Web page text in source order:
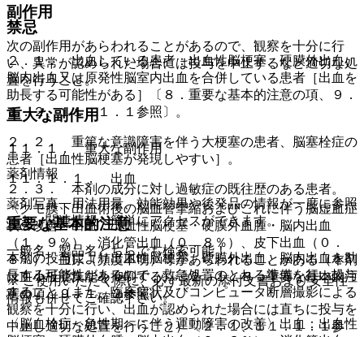
禁忌
２．１． 出血している患者：出血性脳梗塞、硬膜外出血、
脳内出血又は原発性脳室内出血を合併している患者［出血を
助長する可能性がある］〔８．重要な基本的注意の項、９．
１．２、１１．１．１参照〕。
２．２． 重篤な意識障害を伴う大梗塞の患者、脳塞栓症の
患者［出血性脳梗塞が発現しやすい］。
２．３． 本剤の成分に対し過敏症の既往歴のある患者。
重要な基本的注意
本剤の投与により出血性脳梗塞、硬膜外出血、脳内出血を助
長する可能性があるので、救急処置のとれる準備を行い投与
すること（また、臨床症状及びコンピュータ断層撮影による
観察を十分に行い、出血が認められた場合には直ちに投与を
中止し適切な処置を行うこと）〔２．１、１１．１．１参
副作用
次の副作用があらわれることがあるので、観察を十分に行
い、異常が認められた場合には投与を中止するなど適切な処
置を行うこと。
重大な副作用
１１．１． 重大な副作用
１１．１．１． 出血
〈クモ膜下出血術後の脳血管攣縮およびこれに伴う脳虚血症
状の改善〉出血：出血性脳梗塞・硬膜外血腫・脳内出血
（１．９％）、消化管出血（０．８％）、皮下出血（０．
８％）、血尿（頻度不明）等があらわれることがある（本剤
は血小板凝集能を抑制する）〔２．１、８．重要な基本的注
意の項、９．１．２参照〕。
〈脳血栓症＜急性期＞に伴う運動障害の改善〉出血：出血性
薬剤情報
薬剤写真、用法用量、効能効果や後発品の情報が一度に参照
でき、関連情報へ簡単にアクセスができます。
一般名、製品名どちらでも検索可能！
※ ご使用いただく際に、必ず最新の添付文書および安全性
情報も併せてご確認下さい。